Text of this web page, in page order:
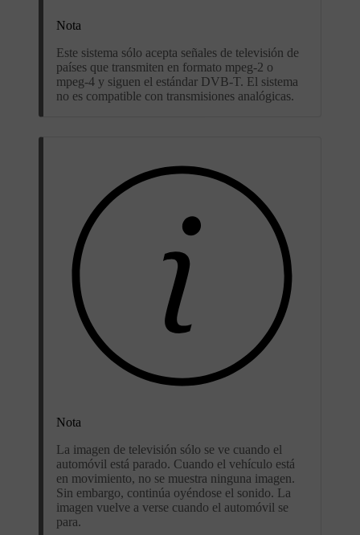
Nota
Este sistema sólo acepta señales de televisión de
países que transmiten en formato mpeg-2 o
mpeg-4 y siguen el estándar DVB-T. El sistema
no es compatible con transmisiones analógicas.
Nota
La imagen de televisión sólo se ve cuando el
automóvil está parado. Cuando el vehículo está
en movimiento, no se muestra ninguna imagen.
Sin embargo, continúa oyéndose el sonido. La
imagen vuelve a verse cuando el automóvil se
para.